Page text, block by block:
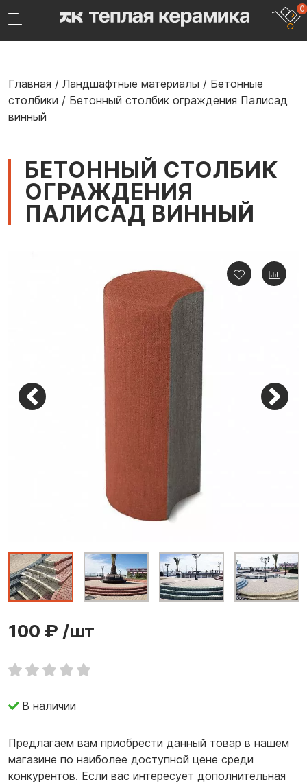
0
Главная / Ландшафтные материалы / Бетонные
столбики / Бетонный столбик ограждения Палисад
винный
БЕТОННЫЙ СТОЛБИК
ОГРАЖДЕНИЯ
ПАЛИСАД ВИННЫЙ
100 ₽ /шт
В наличии
Предлагаем вам приобрести данный товар в нашем
магазине по наиболее доступной цене среди
конкурентов. Если вас интересует дополнительная